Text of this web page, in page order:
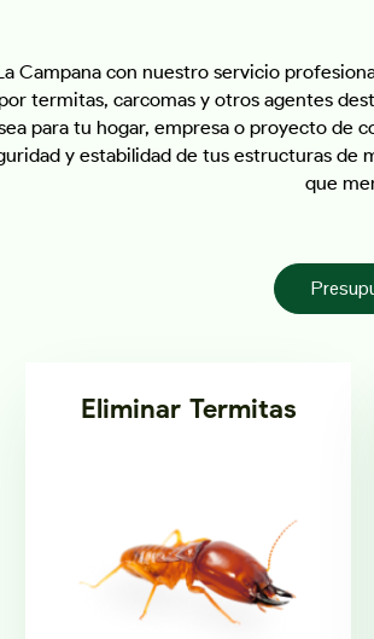
Campana con nuestro servicio
termitas, carcomas y otros agentes
para tu hogar, empresa o proyecto
y estabilidad de tus estructuras
que
Eliminar Termitas